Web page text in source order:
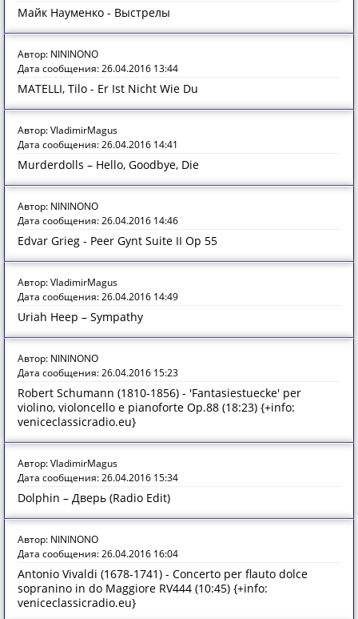
Майк Науменко - Выстрелы
Автор: NININONO
Дата сообщения: 26.04.2016 13:44
MATELLI, Tilo - Er Ist Nicht Wie Du
Автор: VladimirMagus
Дата сообщения: 26.04.2016 14:41
Murderdolls – Hello, Goodbye, Die
Автор: NININONO
Дата сообщения: 26.04.2016 14:46
Edvar Grieg - Peer Gynt Suite II Op 55
Автор: VladimirMagus
Дата сообщения: 26.04.2016 14:49
Uriah Heep – Sympathy
Автор: NININONO
Дата сообщения: 26.04.2016 15:23
Robert Schumann (1810-1856) - 'Fantasiestuecke' per
violino, violoncello e pianoforte Op.88 (18:23) {+info:
veniceclassicradio.eu}
Автор: VladimirMagus
Дата сообщения: 26.04.2016 15:34
Dolphin – Дверь (Radio Edit)
Автор: NININONO
Дата сообщения: 26.04.2016 16:04
Antonio Vivaldi (1678-1741) - Concerto per flauto dolce
sopranino in do Maggiore RV444 (10:45) {+info:
veniceclassicradio.eu}